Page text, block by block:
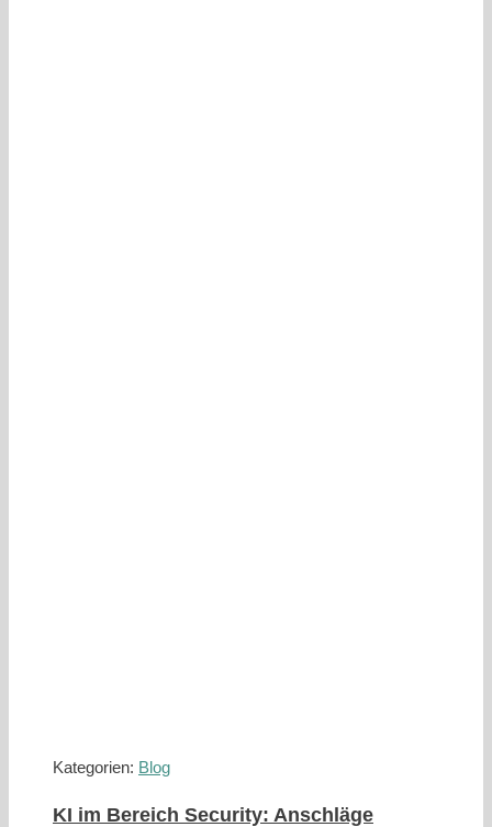
Kategorien: Blog
KI im Bereich Security: Anschläge